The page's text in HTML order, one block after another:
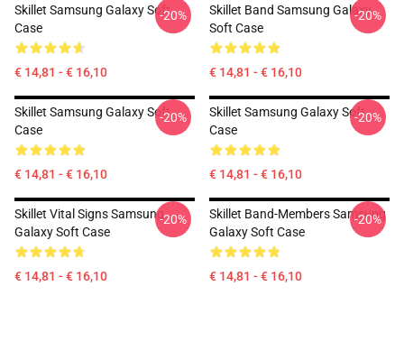
Skillet Samsung Galaxy Soft
Case
€ 14,81 - € 16,10
-20%
Skillet Band Samsung Galaxy
Soft Case
€ 14,81 - € 16,10
-20%
Skillet Samsung Galaxy Soft
Case
€ 14,81 - € 16,10
-20%
Skillet Samsung Galaxy Soft
Case
€ 14,81 - € 16,10
-20%
Skillet Vital Signs Samsung
Galaxy Soft Case
€ 14,81 - € 16,10
-20%
Skillet Band-Members Samsung
Galaxy Soft Case
€ 14,81 - € 16,10
-20%